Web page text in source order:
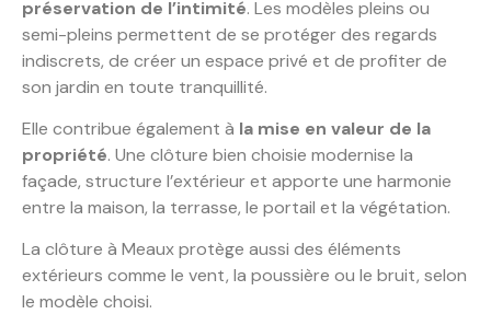
préservation de l’intimité. Les modèles pleins ou
semi-pleins permettent de se protéger des regards
indiscrets, de créer un espace privé et de profiter de
son jardin en toute tranquillité.
Elle contribue également à la mise en valeur de la
propriété. Une clôture bien choisie modernise la
façade, structure l’extérieur et apporte une harmonie
entre la maison, la terrasse, le portail et la végétation.
La clôture à Meaux protège aussi des éléments
extérieurs comme le vent, la poussière ou le bruit, selon
le modèle choisi.